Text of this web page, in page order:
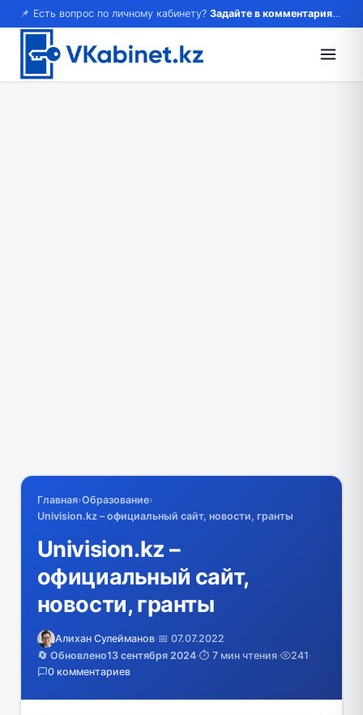
📌 Есть вопрос по личному кабинету? Задайте в комментариях — ответим!
Главная›Образование›
Univision.kz – официальный сайт, новости, гранты
Univision.kz –
официальный сайт,
новости, гранты
Алихан Сулейманов·📅 07.07.2022
🔄 Обновлено13 сентября 2024·⏱️ 7 мин чтения· 241·
0 комментариев